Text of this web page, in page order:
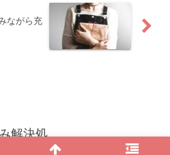
ながら充
解決処
悩み解決処.